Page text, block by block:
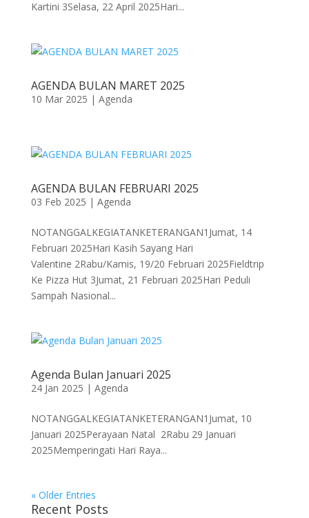
Kartini 3Selasa, 22 April 2025Hari...
AGENDA BULAN MARET 2025
10 Mar 2025 | Agenda
AGENDA BULAN FEBRUARI 2025
03 Feb 2025 | Agenda
NOTANGGALKEGIATANKETERANGAN1Jumat, 14
Februari 2025Hari Kasih Sayang Hari
Valentine 2Rabu/Kamis, 19/20 Februari 2025Fieldtrip
Ke Pizza Hut 3Jumat, 21 Februari 2025Hari Peduli
Sampah Nasional...
Agenda Bulan Januari 2025
24 Jan 2025 | Agenda
NOTANGGALKEGIATANKETERANGAN1Jumat, 10
Januari 2025Perayaan Natal 2Rabu 29 Januari
2025Memperingati Hari Raya...
« Older Entries
Recent Posts